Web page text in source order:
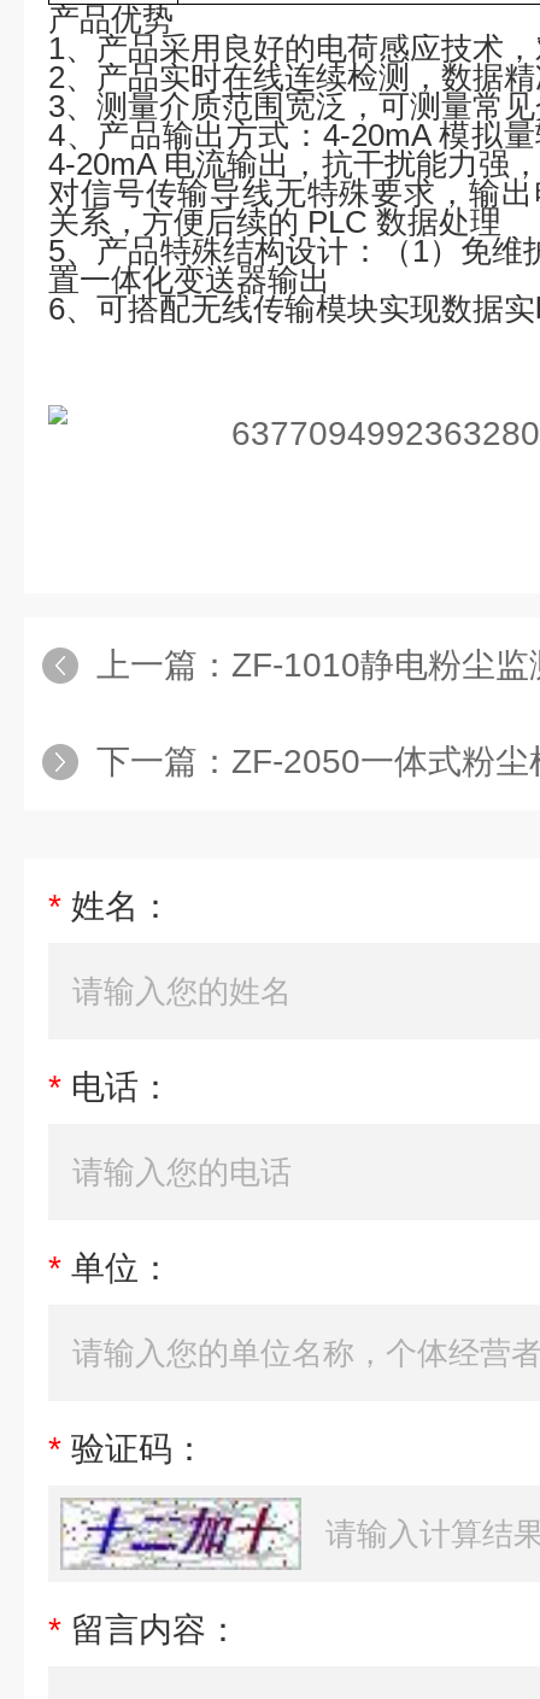
产品优势
1、产品采用良好的电荷感应技术
2、产品实时在线连续检测，数据
3、测量介质范围宽泛，可测量常
4、产品输出方式：4-20mA 模拟
4-20mA 电流输出，抗干扰能力强
对信号传输导线无特殊要求，输
关系，方便后续的 PLC 数据处理
5、产品特殊结构设计：（1）免维
置一体化变送器输出
6、可搭配无线传输模块实现数据
上一篇： ZF-1010静电粉尘监
下一篇： ZF-2050一体式粉尘
* 姓名：
* 电话：
* 单位：
* 验证码：
* 留言内容：